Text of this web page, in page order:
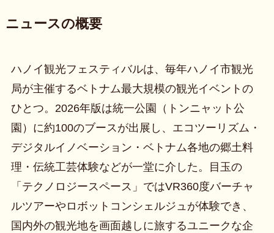
ニュースの概要
ハノイ観光フェスティバルは、毎年ハノイ市観光
局が主催するベトナム最大規模の観光イベントの
ひとつ。2026年版は統一公園（トンニャット公
園）に約100のブースが出展し、エコツーリズム・
デジタルイノベーション・ベトナム各地の郷土料
理・伝統工芸体験などが一堂に介した。目玉の
「テクノロジースペース」ではVR360度バーチャ
ルツアーやロボットコンシェルジュが体験でき、
国内外の観光地を画面越しに旅するユニークな企